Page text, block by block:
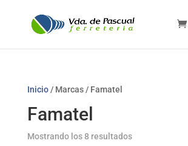
Inicio/ Marcas / Famatel
Famatel
Mostrando los 8 resultados